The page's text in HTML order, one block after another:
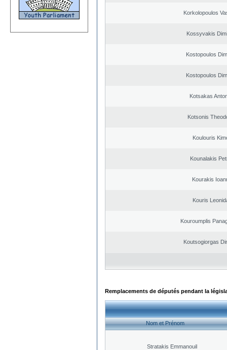
Korkolopoulos
Kossyvakis
Kostopoulos
Kostopoulos
Kotsakas
Kotsonis
Koulouris
Kounalakis
Kourakis
Kouris
Kouroumplis
Koutsogiorgas
Remplacements de députés pendant la
Nom et Prénom
Stratakis Emmanouil